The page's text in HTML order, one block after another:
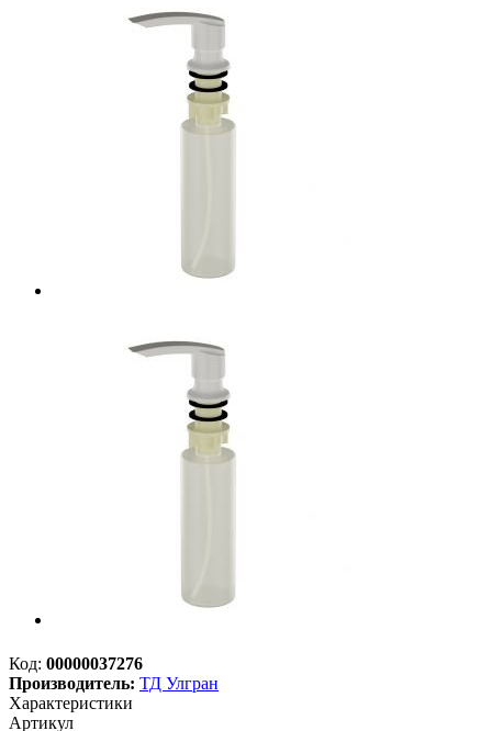
Код: 00000037276
Производитель: ТД Улгран
Характеристики
Артикул